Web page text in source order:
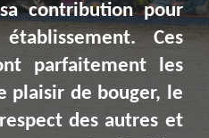
contribution pour
Ces
parfaitement les
plaisir de bouger, le
des autres et